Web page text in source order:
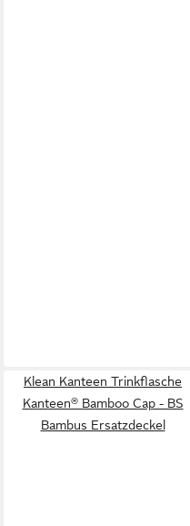
Klean Kanteen Trinkflasche
Kanteen® Bamboo Cap - BS
Bambus Ersatzdeckel